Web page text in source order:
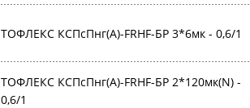
ТОФЛЕКС КСПсПнг(А)-FRHF-БР 3*6мк - 0,6/1
ТОФЛЕКС КСПсПнг(А)-FRHF-БР 2*120мк(N) -
0,6/1